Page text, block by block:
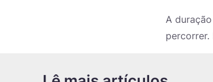
A
percorrer.